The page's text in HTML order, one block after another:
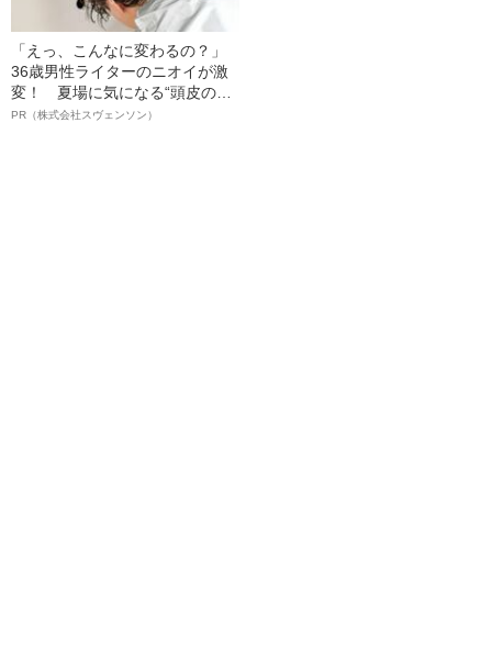
「えっ、こんなに変わるの？」
36歳男性ライターのニオイが激
変！ 夏場に気になる“頭皮のニ
オイ”や“ベタつき”を解消す
PR（株式会社スヴェンソン）